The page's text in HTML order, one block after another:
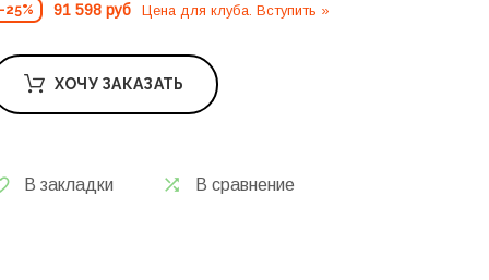
-25% 91 598 руб Цена для клуба. Вступить »
ХОЧУ ЗАКАЗАТЬ
В закладки В сравнение